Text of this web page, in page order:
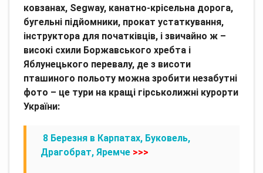
ковзанах, Segway, канатно-крісельна дорога,
бугельні підйомники, прокат устаткування,
інструктора для початківців, і звичайно ж –
високі схили Боржавського хребта і
Яблунецького перевалу, де з висоти
пташиного польоту можна зробити незабутні
фото – це тури на кращі гірськолижні курорти
України:
8 Березня в Карпатах, Буковель,
Драгобрат, Яремче >>>